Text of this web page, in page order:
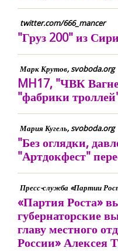
twitter.com/666_mancer
"Груз 200" из
Марк Крутов, svoboda.org
MH17, "ЧВК
"фабрики
Мария Кугель, svoboda.org
"Без оглядки,
"Артдокфест"
Пресс-служба «Партии
«Партия Роста»
губернаторские
главу местного
России» Алексея